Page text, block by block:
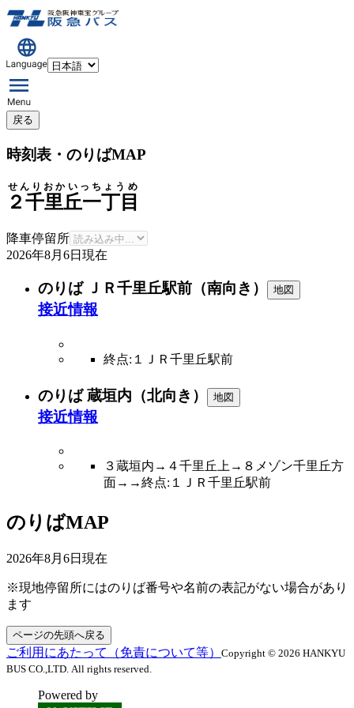
戻る
時刻表・のりばMAP
２千里丘一丁目
せんりおかいっちょうめ
降車停留所
2026年8月6日 現在
のりば ＪＲ千里丘駅前（南向き） 地図
接近情報
終点:１ＪＲ千里丘駅前
のりば 蔵垣内（北向き） 地図
接近情報
３蔵垣内→４千里丘上→８メゾン千里丘方
面→→終点:１ＪＲ千里丘駅前
のりばMAP
2026年8月6日 現在
※現地停留所にはのりば番号や名前の表記がない場合があり
ます
ページの先頭へ戻る
ご利用にあたって（免責について等） Copyright © 2026 HANKYU
BUS CO.,LTD. All rights reserved.
Powered by